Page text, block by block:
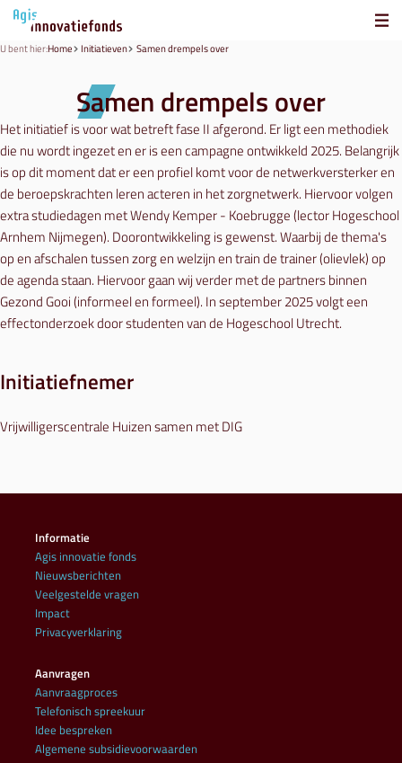
U bent hier:Home Initiatieven Samen drempels over
Samen drempels over
Het initiatief is voor wat betreft fase II afgerond. Er ligt een methodiek
die nu wordt ingezet en er is een campagne ontwikkeld 2025. Belangrijk
is op dit moment dat er een profiel komt voor de netwerkversterker en
de beroepskrachten leren acteren in het zorgnetwerk. Hiervoor volgen
extra studiedagen met Wendy Kemper - Koebrugge (lector Hogeschool
Arnhem Nijmegen). Doorontwikkeling is gewenst. Waarbij de thema's
op en afschalen tussen zorg en welzijn en train de trainer (olievlek) op
de agenda staan. Hiervoor gaan wij verder met de partners binnen
Gezond Gooi (informeel en formeel). In september 2025 volgt een
effectonderzoek door studenten van de Hogeschool Utrecht.
Initiatiefnemer
Vrijwilligerscentrale Huizen samen met DIG
Informatie
Agis innovatie fonds
Nieuwsberichten
Veelgestelde vragen
Impact
Privacyverklaring
Aanvragen
Aanvraagproces
Telefonisch spreekuur
Idee bespreken
Algemene subsidievoorwaarden